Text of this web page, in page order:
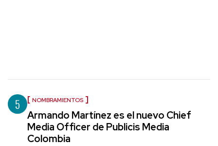
5 NOMBRAMIENTOS
Armando Martínez es el nuevo Chief
Media Officer de Publicis Media
Colombia